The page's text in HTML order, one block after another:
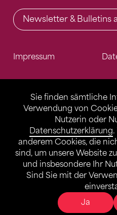
Sie finden sämtliche
Verwendung von
Nutzerin oder
Datenschutzerklärung
anderem Cookies, die
sind, um unsere Website
und insbesondere Ihr
Sind Sie mit der
Ja
Newsletter & Bulletins
Impressum